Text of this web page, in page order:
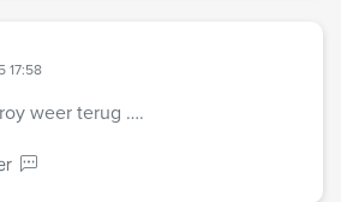
17:58
weer terug ….